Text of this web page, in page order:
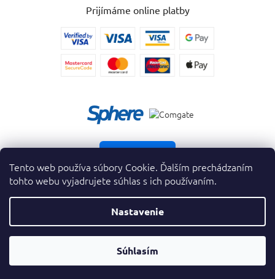
Tento web používa súbory Cookie. Ďalším prechádzaním
tohto webu vyjadrujete súhlas s ich používaním.
Nastavenie
Súhlasím
Prijímáme online platby
Vytvoril Shoptet Premium
Copyright 2026krasnevone.sk. Všetky práva vyhradené.
Prevodník
Parfumov